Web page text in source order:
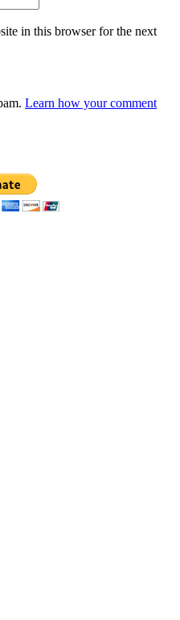
in this browser for the next
Learn how your comment